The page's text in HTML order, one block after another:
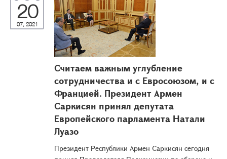
20
07, 2021
Считаем важным углубление
сотрудничества и с Евросоюзом, и с
Францией. Президент Армен
Саркисян принял депутата
Европейского парламента Натали
Луазо
Президент Республики Армен Саркисян сегодня